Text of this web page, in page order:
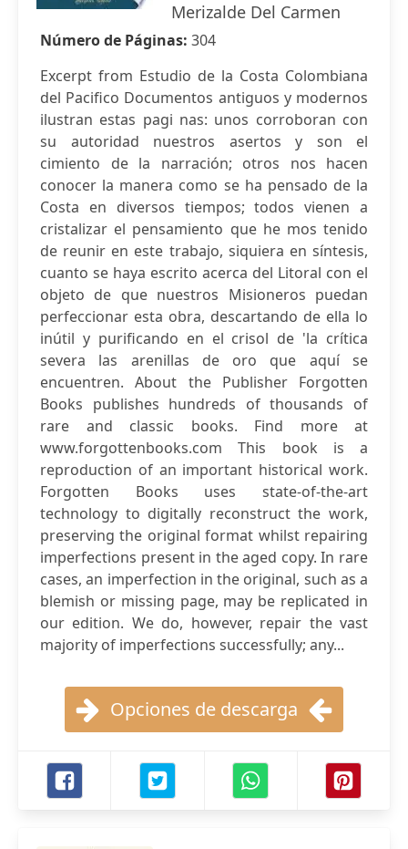
Merizalde Del Carmen
Número de Páginas: 304
Excerpt from Estudio de la Costa Colombiana
del Pacifico Documentos antiguos y modernos
ilustran estas pagi nas: unos corroboran con
su autoridad nuestros asertos y son el
cimiento de la narración; otros nos hacen
conocer la manera como se ha pensado de la
Costa en diversos tiempos; todos vienen a
cristalizar el pensamiento que he mos tenido
de reunir en este trabajo, siquiera en síntesis,
cuanto se haya escrito acerca del Litoral con el
objeto de que nuestros Misioneros puedan
perfeccionar esta obra, descartando de ella lo
inútil y purificando en el crisol de 'la crítica
severa las arenillas de oro que aquí se
encuentren. About the Publisher Forgotten
Books publishes hundreds of thousands of
rare and classic books. Find more at
www.forgottenbooks.com This book is a
reproduction of an important historical work.
Forgotten Books uses state-of-the-art
technology to digitally reconstruct the work,
preserving the original format whilst repairing
imperfections present in the aged copy. In rare
cases, an imperfection in the original, such as a
blemish or missing page, may be replicated in
our edition. We do, however, repair the vast
majority of imperfections successfully; any...
Opciones de descarga